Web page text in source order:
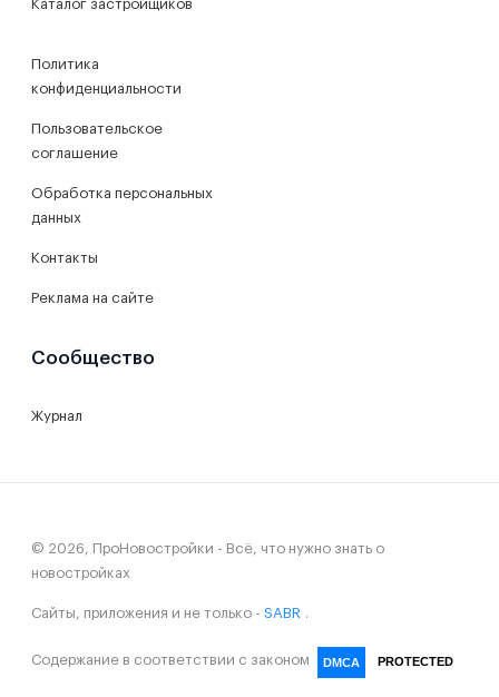
Каталог застройщиков
Политика
конфиденциальности
Пользовательское
соглашение
Обработка персональных
данных
Контакты
Реклама на сайте
Сообщество
Журнал
© 2026, ПроНовостройки - Всё, что нужно знать о
новостройках
Сайты, приложения и не только - SABR
Содержание в соответствии с законом DMCA PROTECTED